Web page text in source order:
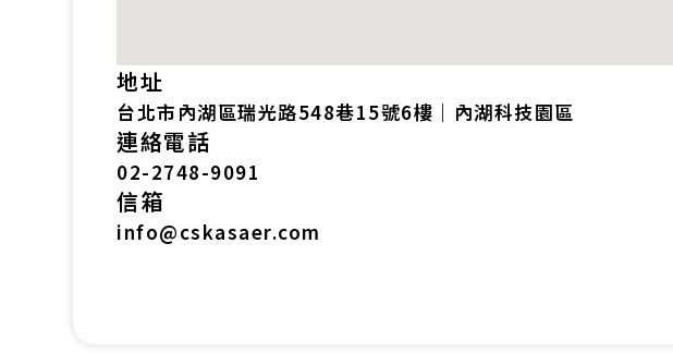
地址
台北市內湖區瑞光路548巷15號6樓｜內湖科技園區
連絡電話
02-2748-9091
信箱
info@cskasaer.com